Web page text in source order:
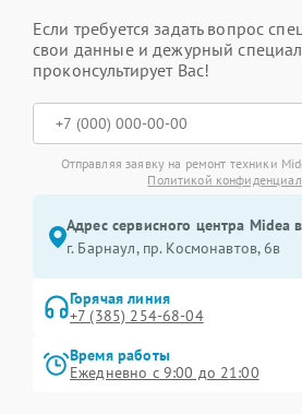
Если требуется задать вопрос
свои данные и дежурный
проконсультирует Вас!
Отправляя заявку на ремонт техники
Политикой
Адрес сервисного центра Midea
г. Барнаул, ​пр. Космонавтов, 6в
Горячая линия
+7 (385) 254-68-04
Время работы
Ежедневно с 9:00 до 21:00